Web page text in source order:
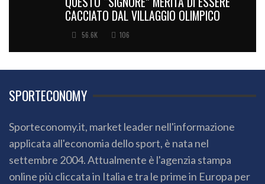
CACCIATO DAL VILLAGGIO OLIMPICO
56.6K 106
SPORTECONOMY
Sporteconomy.it, market leader nell'informazione
applicata all'economia dello sport, è nata nel
settembre 2004. Attualmente è l'agenzia stampa
online più cliccata in Italia e tra le prime in Europa per